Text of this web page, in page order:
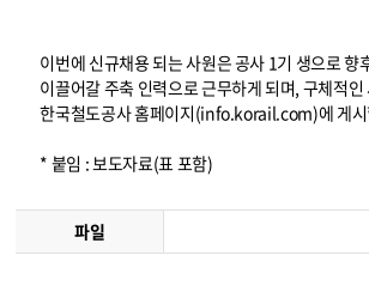
이번에 신규채용 되는 사원은 공사 1기 생으로 향
이끌어갈 주축 인력으로 근무하게 되며, 구체적
한국철도공사 홈페이지(info.korail.com)에 게시
* 붙임 : 보도자료(표 포함)
파일